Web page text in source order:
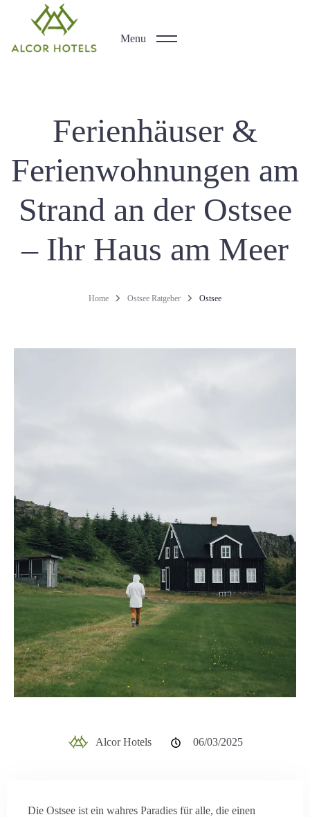
Menu
Ferienhäuser &
Ferienwohnungen am
Strand an der Ostsee
– Ihr Haus am Meer
Home Ostsee Ratgeber Ostsee
Alcor Hotels 06/03/2025
Die Ostsee ist ein wahres Paradies für alle, die einen